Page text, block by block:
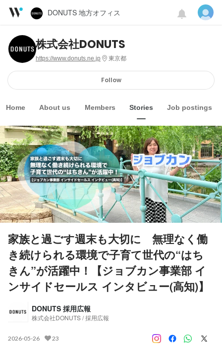
DONUTS 地方オフィス
株式会社DONUTS
https://www.donuts.ne.jp 東京都
Follow
Home About us Members Stories Job postings
家族と過ごす週末も大切に 無理なく働
き続けられる環境で子育て世代の“はち
きん”が活躍中！【ジョブカン事業部 イ
ンサイドセールス インタビュー(高知)】
DONUTS 採用広報
株式会社DONUTS / 採用広報
2026-05-26 23